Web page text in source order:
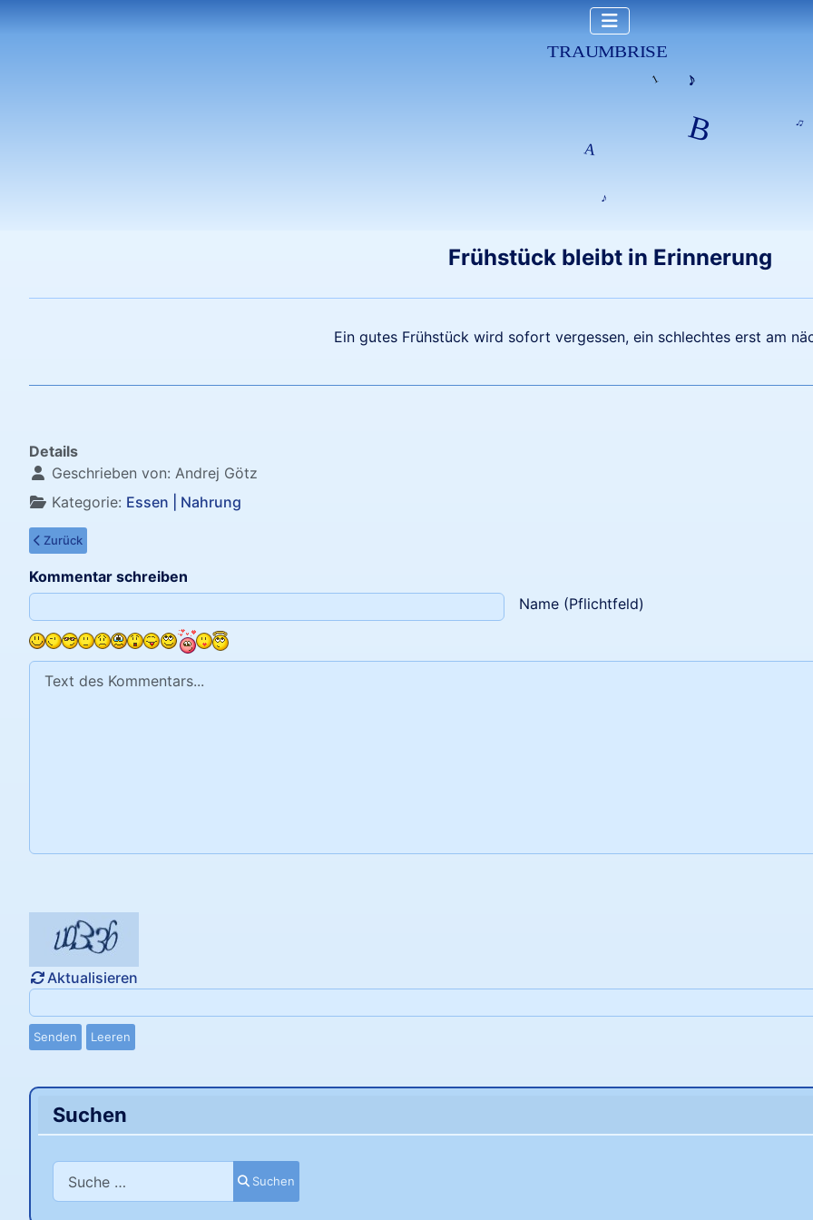
Frühstück bleibt in Erinnerung
Ein gutes Frühstück wird sofort vergessen, ein schlechtes erst am
Details
Geschrieben von: Andrej Götz
Kategorie: Essen | Nahrung
Vorheriger Beitrag: Dich soll immer jemand essen
Zurück
Kommentar schreiben
Name (Pflichtfeld)
Text des Kommentars
Aktualisieren
Senden Leeren
Suchen
Suchen
Suchen